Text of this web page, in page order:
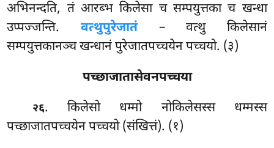
अभिनन्दति, तं आरब्भ किलेसा च सम्पयुत्तका च खन्धा
उप्पज्जन्ति. वत्थुपुरेजातं– वत्थु किलेसानं
सम्पयुत्तकानञ्च खन्धानं पुरेजातपच्चयेन पच्चयो. (३)
पच्छाजातासेवनपच्चया
२६. किलेसो धम्मो नोकिलेसस्स धम्मस्स
पच्छाजातपच्चयेन पच्चयो (संखित्तं). (१)